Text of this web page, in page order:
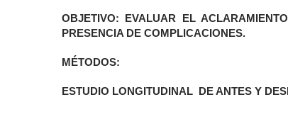
OBJETIVO: EVALUAR EL
PRESENCIA DE COMPLICACIONES.
MÉTODOS:
ESTUDIO LONGITUDINAL DE ANTES Y